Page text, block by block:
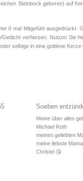
Steinbock geboren) auf
0 mal Mitgefühl ausgedrückt.
verfassen. Nutzen Sie
selbige in eine goldene Kerze
Soeben
Meine über alles
Michael Roth
meinen geliebten
meine liebste Mama
Christel 😘